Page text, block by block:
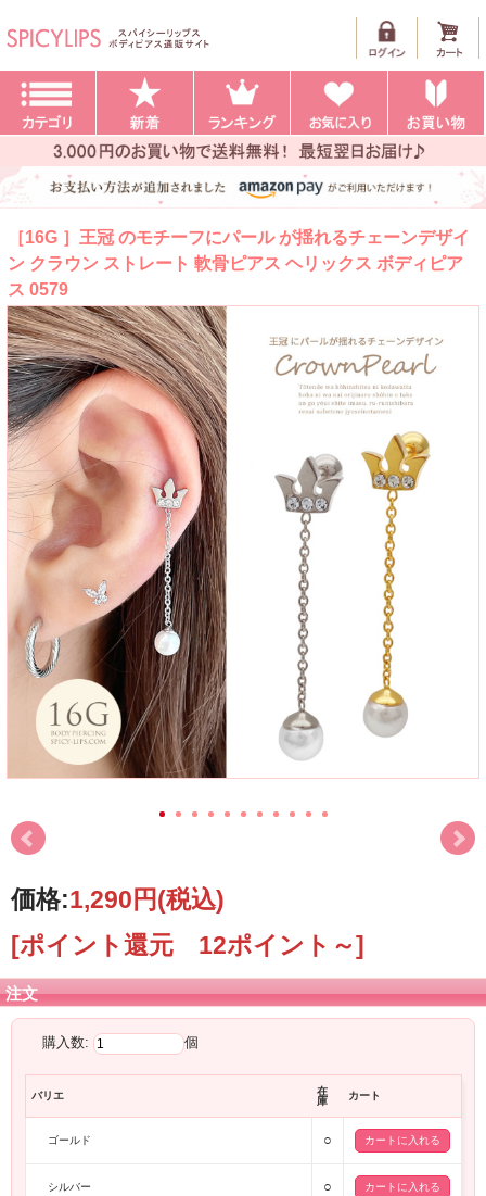
［16G ］王冠 のモチーフにパール が揺れるチェーンデザイ
ン クラウン ストレート 軟骨ピアス ヘリックス ボディピア
ス 0579
価格:1,290円(税込)
[ポイント還元 12ポイント～]
注文
購入数: 個
バリエ
在
庫
カート
ゴールド ○
シルバー ○